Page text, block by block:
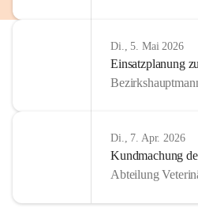
Di., 5. Mai 2026
Einsatzplanung
Di., 7. Apr. 2026
Kundmachung
Abteilung